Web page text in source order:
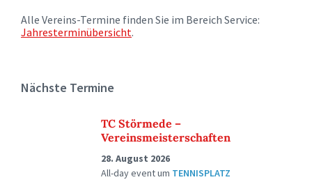
Alle Vereins-Termine finden Sie im Bereich Service:
Jahresterminübersicht.
Nächste Termine
TC Störmede –
Vereinsmeisterschaften
28. August 2026
All-day eventum TENNISPLATZ